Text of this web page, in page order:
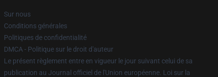
Sur nous
Conditions générales
Politiques de confidentialité
DMCA - Politique sur le droit d'auteur
Le présent règlement entre en vigueur le jour suivant celui de sa
publication au Journal officiel de l'Union européenne. Loi sur la